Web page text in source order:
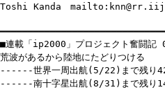
Toshi Kanda
■連載「ip2000」プロジェクト奮闘
荒波があるから陸地にたどりつける
------世界一周出航(5/22)まで残
------南十字星出航(8/31)まで残